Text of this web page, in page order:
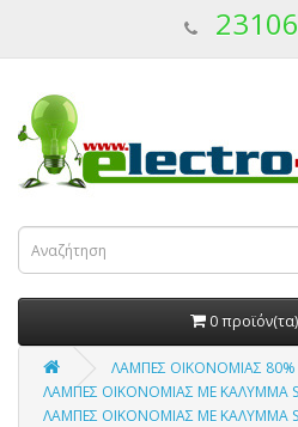
0
ΛΑΜΠΕΣ ΟΙΚΟΝΟΜΙΑΣ 80%
ΛΑΜΠΕΣ ΟΙΚΟΝΟΜΙΑΣ ΜΕ ΚΑΛΥΜΜΑ
ΛΑΜΠΕΣ ΟΙΚΟΝΟΜΙΑΣ ΜΕ ΚΑΛΥΜΜΑ